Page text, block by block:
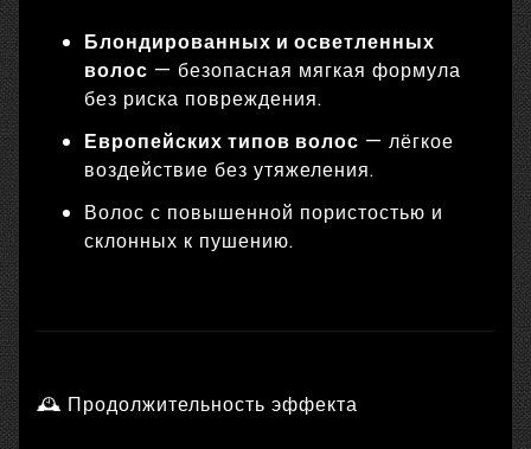
Блондированных и осветленных
волос — безопасная мягкая формула
без риска повреждения.
Европейских типов волос — лёгкое
воздействие без утяжеления.
Волос с повышенной пористостью и
склонных к пушению.
🕰 Продолжительность эффекта